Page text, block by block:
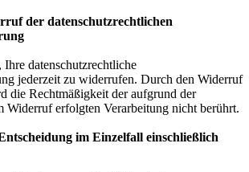
der datenschutzrechtlichen
Ihre datenschutzrechtliche
jederzeit zu widerrufen. Durch den Widerruf
die Rechtmäßigkeit der aufgrund der
erfolgten Verarbeitung nicht berührt.
im Einzelfall einschließlich